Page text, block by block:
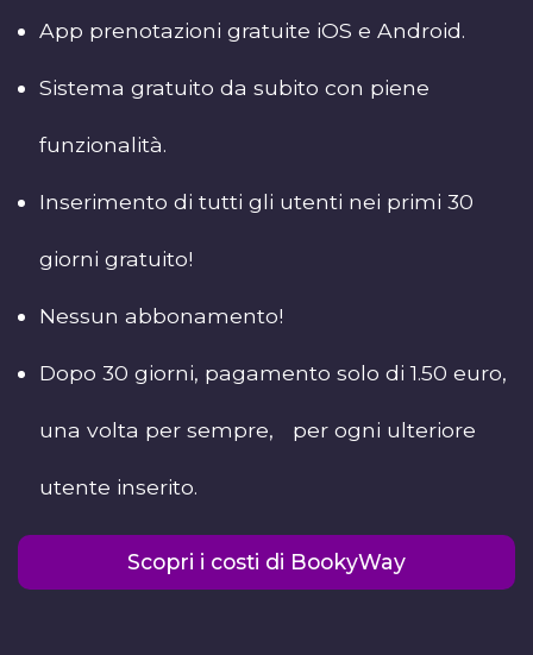
App prenotazioni gratuite iOS e Android.
Sistema gratuito da subito con piene
funzionalità.
Inserimento di tutti gli utenti nei primi 30
giorni gratuito!
Nessun abbonamento!
Dopo 30 giorni, pagamento solo di 1.50 euro,
una volta per sempre, per ogni ulteriore
utente inserito.
Scopri i costi di BookyWay